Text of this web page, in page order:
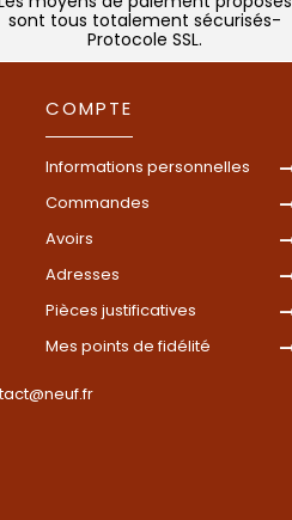
sont tous totalement sécurisés-
Protocole SSL.
COMPTE
Informations personnelles
Commandes
Avoirs
Adresses
Pièces justificatives
Mes points de fidélité